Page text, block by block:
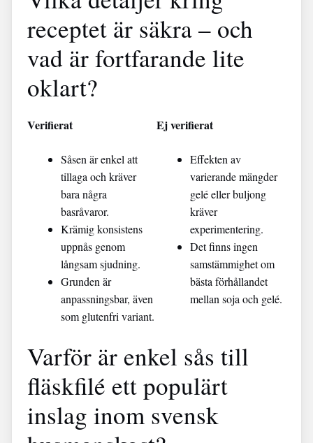
receptet är säkra – och
vad är fortfarande lite
oklart?
Verifierat
Såsen är enkel att
tillaga och kräver
bara några
basråvaror.
Krämig konsistens
uppnås genom
långsam sjudning.
Grunden är
anpassningsbar, även
som glutenfri variant.
Ej verifierat
Effekten av
varierande mängder
gelé eller buljong
kräver
experimentering.
Det finns ingen
samstämmighet om
bästa förhållandet
mellan soja och gelé.
Varför är enkel sås till
fläskfilé ett populärt
inslag inom svensk